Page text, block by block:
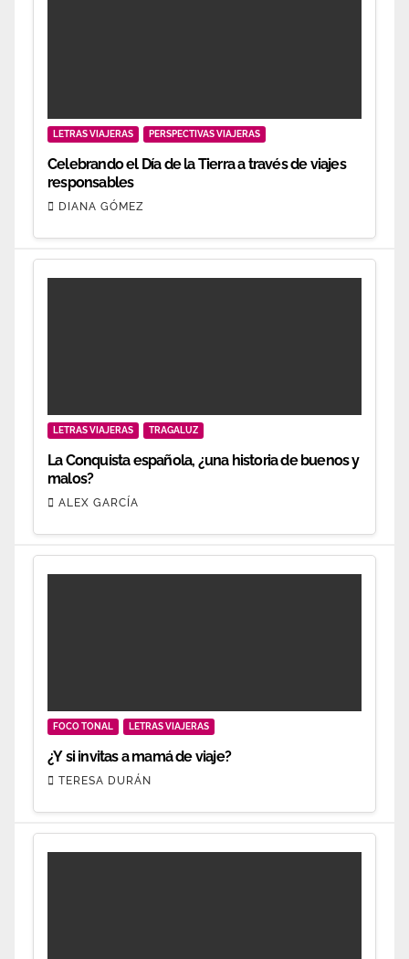
LETRAS VIAJERAS PERSPECTIVAS VIAJERAS
Celebrando el Día de la Tierra a través de viajes
responsables
DIANA GÓMEZ
LETRAS VIAJERAS TRAGALUZ
La Conquista española, ¿una historia de buenos y
malos?
ALEX GARCÍA
FOCO TONAL LETRAS VIAJERAS
¿Y si invitas a mamá de viaje?
TERESA DURÁN